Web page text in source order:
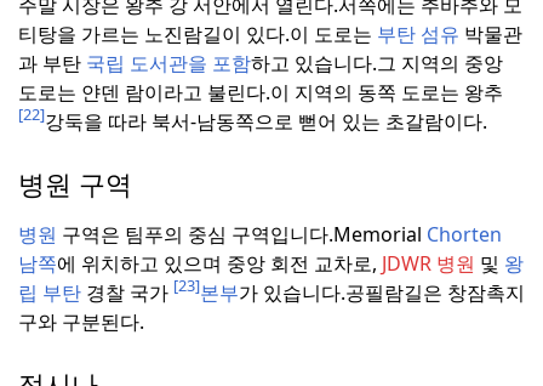
티탕을 가르는 노진람길이 있다.이 도로는 부탄 섬유 박물관
과 부탄 국립 도서관을 포함하고 있습니다.그 지역의 중앙
도로는 얀덴 람이라고 불린다.이 지역의 동쪽 도로는 왕추
[22]강둑을 따라 북서-남동쪽으로 뻗어 있는 초갈람이다.
병원 구역
병원 구역은 팀푸의 중심 구역입니다.Memorial Chorten
남쪽에 위치하고 있으며 중앙 회전 교차로, JDWR 병원 및 왕
립 부탄 경찰 국가 [23]본부가 있습니다.공필람길은 창잠촉지
구와 구분된다.